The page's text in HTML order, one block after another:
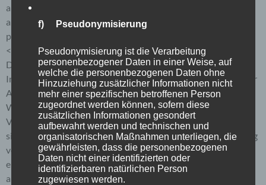
anonymen Daten der Server-Logfiles werden getrennt von
allen durch eine betroffene Person angegebenen
personenbezogenen Daten gespeichert.
<h4>Registrierung auf unserer Internetseite</h4>
Die betroffene Person hat die Möglichkeit, sich auf der
Internetseite des für die Verarbeitung Verantwortlichen unter
Angabe von personenbezogenen Daten zu registrieren.
Welche personenbezogenen Daten dabei an den für die
Verarbeitung Verantwortlichen übermittelt werden, ergibt
sich aus der jeweiligen Eingabemaske, die für die Registrierung
verwendet wird. Die von der betroffenen Person
eingegebenen personenbezogenen Daten werden
ausschließlich für die interne Verwendung bei dem für die
f) Pseudonymisierung
Pseudonymisierung ist die Verarbeitung
personenbezogener Daten in einer Weise, auf
welche die personenbezogenen Daten ohne
Hinzuziehung zusätzlicher Informationen nicht
mehr einer spezifischen betroffenen Person
zugeordnet werden können, sofern diese
zusätzlichen Informationen gesondert
aufbewahrt werden und technischen und
organisatorischen Maßnahmen unterliegen, die
gewährleisten, dass die personenbezogenen
Daten nicht einer identifizierten oder
identifizierbaren natürlichen Person
zugewiesen werden.